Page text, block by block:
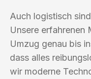
Auch logistisch
Unsere erfahrenen
Umzug genau bis
dass alles
wir moderne